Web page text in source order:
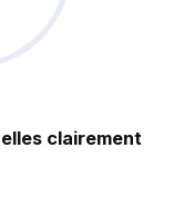
clairement